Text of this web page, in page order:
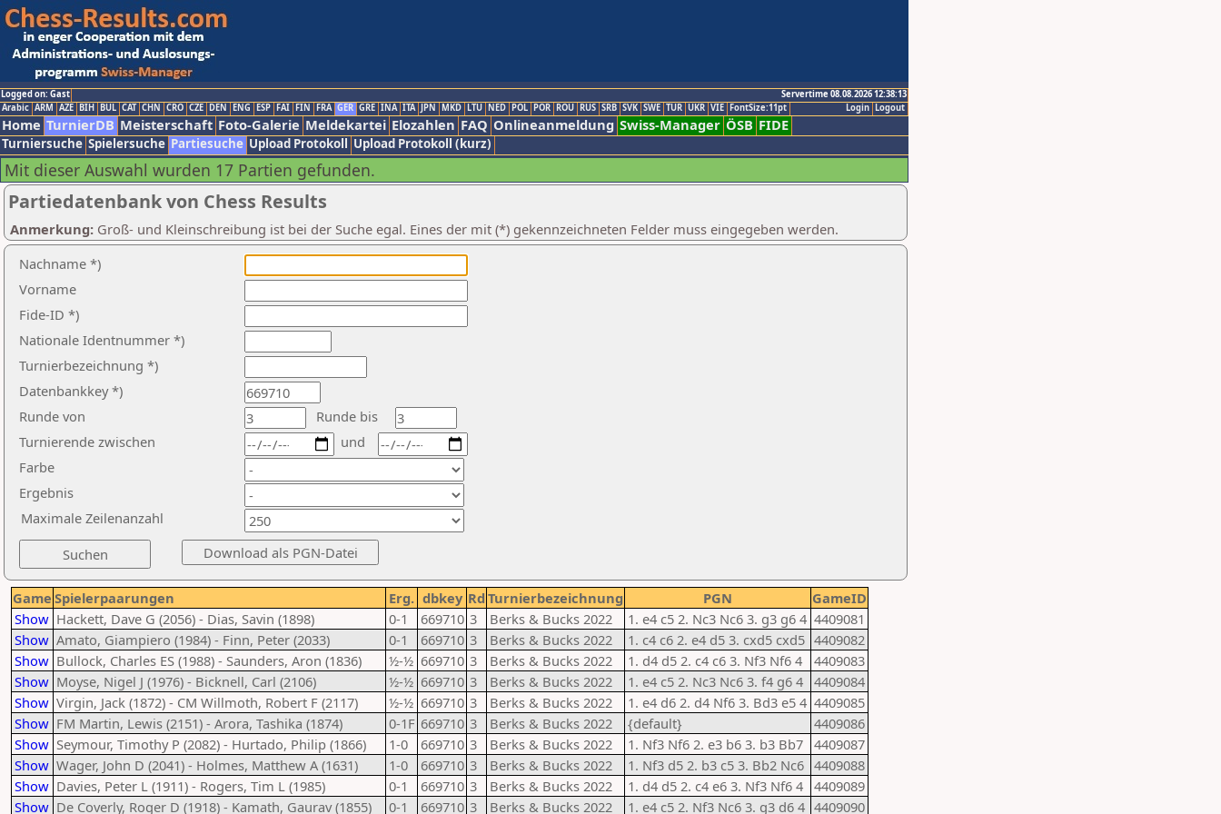
Logged on: Gast
Servertime 08.08.2026 12:38:13
Logout
Login
Arabic ARM AZE BIH BUL CAT CHN CRO CZE DEN ENG ESP FAI FIN FRA GER GRE INA ITA JPN MKD LTU NED POL POR ROU RUS SRB SVK SWE TUR UKR VIE FontSize:11pt
Home TurnierDB Meisterschaft Foto-Galerie Meldekartei Elozahlen FAQ Onlineanmeldung Swiss-Manager ÖSB FIDE
Turniersuche Spielersuche Partiesuche Upload Protokoll Upload Protokoll (kurz)
Mit dieser Auswahl wurden 17 Partien gefunden.
Partiedatenbank von Chess Results
Anmerkung: Groß- und Kleinschreibung ist bei der Suche egal. Eines der mit (*) gekennzeichneten Felder muss eingegeben werden.
Nachname *)
Vorname
Fide-ID *)
Nationale Identnummer *)
Turnierbezeichnung *)
Datenbankkey *)
Runde von
Runde bis
Turnierende zwischen
Farbe
Ergebnis
und
Maximale Zeilenanzahl
Game Spielerpaarungen Erg. dbkey Rd Turnierbezeichnung PGN
GameID
Show Hackett, Dave G (2056) - Dias, Savin (1898) 0-1 669710 3 Berks & Bucks 2022 1. e4 c5 2. Nc3 Nc6 3. g3 g6 4 4409081
Show Amato, Giampiero (1984) - Finn, Peter (2033) 0-1 669710 3 Berks & Bucks 2022 1. c4 c6 2. e4 d5 3. cxd5 cxd5 4409082
Show Bullock, Charles ES (1988) - Saunders, Aron (1836) ½-½ 669710 3 Berks & Bucks 2022 1. d4 d5 2. c4 c6 3. Nf3 Nf6 4
4409083
Show Moyse, Nigel J (1976) - Bicknell, Carl (2106) ½-½ 669710 3 Berks & Bucks 2022 1. e4 c5 2. Nc3 Nc6 3. f4 g6 4 4409084
Show Virgin, Jack (1872) - CM Willmoth, Robert F (2117) ½-½ 669710 3 Berks & Bucks 2022 1. e4 d6 2. d4 Nf6 3. Bd3 e5 4 4409085
Show FM Martin, Lewis (2151) - Arora, Tashika (1874) 0-1F 669710 3 Berks & Bucks 2022 {default}
4409086
Show Seymour, Timothy P (2082) - Hurtado, Philip (1866) 1-0 669710 3 Berks & Bucks 2022 1. Nf3 Nf6 2. e3 b6 3. b3 Bb7 4409087
Show Wager, John D (2041) - Holmes, Matthew A (1631) 1-0 669710 3 Berks & Bucks 2022 1. Nf3 d5 2. b3 c5 3. Bb2 Nc6 4409088
Show Davies, Peter L (1911) - Rogers, Tim L (1985) 0-1 669710 3 Berks & Bucks 2022 1. d4 d5 2. c4 e6 3. Nf3 Nf6 4 4409089
Show De Coverly, Roger D (1918) - Kamath, Gaurav (1855) 0-1 669710 3 Berks & Bucks 2022 1. e4 c5 2. Nf3 Nc6 3. g3 d6 4 4409090